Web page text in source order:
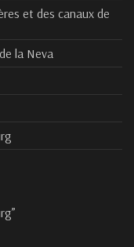
et des canaux de
la Neva